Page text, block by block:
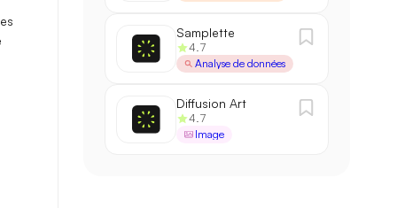
Samplette
4.7
Analyse de données
Diffusion Art
4.7
Image